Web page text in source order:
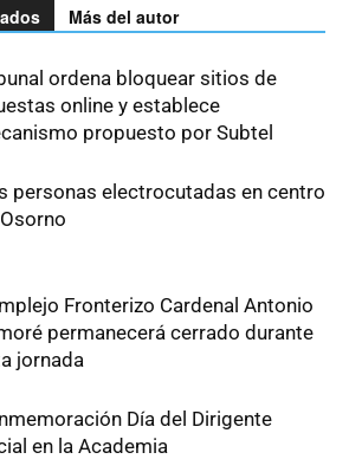
Más del autor
ordena bloquear sitios de
online y establece
propuesto por Subtel
personas electrocutadas en centro
Fronterizo Cardenal Antonio
permanecerá cerrado durante
jornada
Día del Dirigente
en la Academia